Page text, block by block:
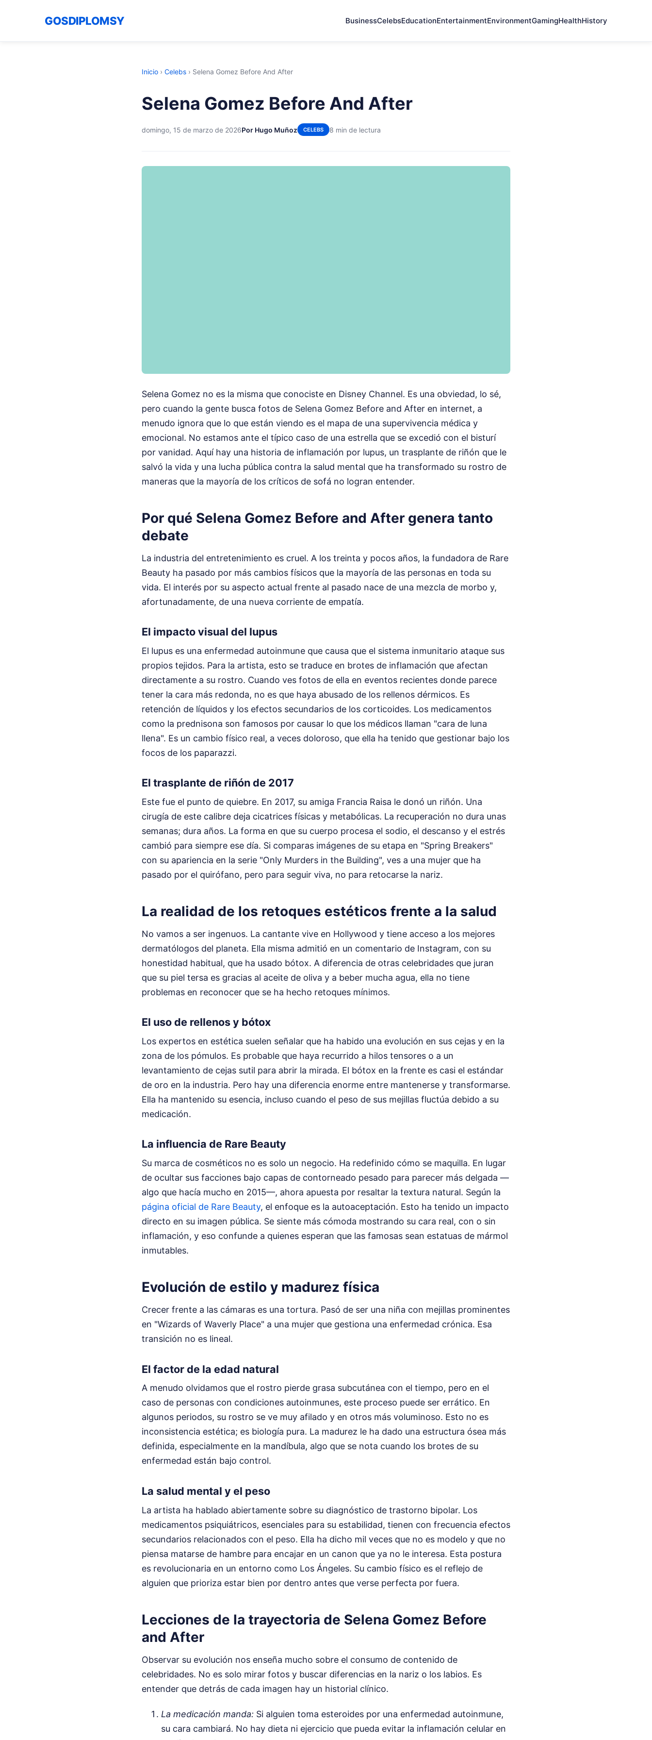
GOSDIPLOMSY BusinessCelebsEducationEntertainmentEnvironmentGamingHealthHistory
Inicio › Celebs › Selena Gomez Before And After
Selena Gomez Before And After
domingo, 15 de marzo de 2026Por Hugo Muñoz CELEBS 8 min de lectura
Selena Gomez no es la misma que conociste en Disney Channel. Es una obviedad, lo sé,
pero cuando la gente busca fotos de Selena Gomez Before and After en internet, a
menudo ignora que lo que están viendo es el mapa de una supervivencia médica y
emocional. No estamos ante el típico caso de una estrella que se excedió con el bisturí
por vanidad. Aquí hay una historia de inflamación por lupus, un trasplante de riñón que le
salvó la vida y una lucha pública contra la salud mental que ha transformado su rostro de
maneras que la mayoría de los críticos de sofá no logran entender.
Por qué Selena Gomez Before and After genera tanto
debate
La industria del entretenimiento es cruel. A los treinta y pocos años, la fundadora de Rare
Beauty ha pasado por más cambios físicos que la mayoría de las personas en toda su
vida. El interés por su aspecto actual frente al pasado nace de una mezcla de morbo y,
afortunadamente, de una nueva corriente de empatía.
El impacto visual del lupus
El lupus es una enfermedad autoinmune que causa que el sistema inmunitario ataque sus
propios tejidos. Para la artista, esto se traduce en brotes de inflamación que afectan
directamente a su rostro. Cuando ves fotos de ella en eventos recientes donde parece
tener la cara más redonda, no es que haya abusado de los rellenos dérmicos. Es
retención de líquidos y los efectos secundarios de los corticoides. Los medicamentos
como la prednisona son famosos por causar lo que los médicos llaman "cara de luna
llena". Es un cambio físico real, a veces doloroso, que ella ha tenido que gestionar bajo los
focos de los paparazzi.
El trasplante de riñón de 2017
Este fue el punto de quiebre. En 2017, su amiga Francia Raisa le donó un riñón. Una
cirugía de este calibre deja cicatrices físicas y metabólicas. La recuperación no dura unas
semanas; dura años. La forma en que su cuerpo procesa el sodio, el descanso y el estrés
cambió para siempre ese día. Si comparas imágenes de su etapa en "Spring Breakers"
con su apariencia en la serie "Only Murders in the Building", ves a una mujer que ha
pasado por el quirófano, pero para seguir viva, no para retocarse la nariz.
La realidad de los retoques estéticos frente a la salud
No vamos a ser ingenuos. La cantante vive en Hollywood y tiene acceso a los mejores
dermatólogos del planeta. Ella misma admitió en un comentario de Instagram, con su
honestidad habitual, que ha usado bótox. A diferencia de otras celebridades que juran
que su piel tersa es gracias al aceite de oliva y a beber mucha agua, ella no tiene
problemas en reconocer que se ha hecho retoques mínimos.
El uso de rellenos y bótox
Los expertos en estética suelen señalar que ha habido una evolución en sus cejas y en la
zona de los pómulos. Es probable que haya recurrido a hilos tensores o a un
levantamiento de cejas sutil para abrir la mirada. El bótox en la frente es casi el estándar
de oro en la industria. Pero hay una diferencia enorme entre mantenerse y transformarse.
Ella ha mantenido su esencia, incluso cuando el peso de sus mejillas fluctúa debido a su
medicación.
La influencia de Rare Beauty
Su marca de cosméticos no es solo un negocio. Ha redefinido cómo se maquilla. En lugar
de ocultar sus facciones bajo capas de contorneado pesado para parecer más delgada —
algo que hacía mucho en 2015—, ahora apuesta por resaltar la textura natural. Según la
página oficial de Rare Beauty, el enfoque es la autoaceptación. Esto ha tenido un impacto
directo en su imagen pública. Se siente más cómoda mostrando su cara real, con o sin
inflamación, y eso confunde a quienes esperan que las famosas sean estatuas de mármol
inmutables.
Evolución de estilo y madurez física
Crecer frente a las cámaras es una tortura. Pasó de ser una niña con mejillas prominentes
en "Wizards of Waverly Place" a una mujer que gestiona una enfermedad crónica. Esa
transición no es lineal.
El factor de la edad natural
A menudo olvidamos que el rostro pierde grasa subcutánea con el tiempo, pero en el
caso de personas con condiciones autoinmunes, este proceso puede ser errático. En
algunos periodos, su rostro se ve muy afilado y en otros más voluminoso. Esto no es
inconsistencia estética; es biología pura. La madurez le ha dado una estructura ósea más
definida, especialmente en la mandíbula, algo que se nota cuando los brotes de su
enfermedad están bajo control.
La salud mental y el peso
La artista ha hablado abiertamente sobre su diagnóstico de trastorno bipolar. Los
medicamentos psiquiátricos, esenciales para su estabilidad, tienen con frecuencia efectos
secundarios relacionados con el peso. Ella ha dicho mil veces que no es modelo y que no
piensa matarse de hambre para encajar en un canon que ya no le interesa. Esta postura
es revolucionaria en un entorno como Los Ángeles. Su cambio físico es el reflejo de
alguien que prioriza estar bien por dentro antes que verse perfecta por fuera.
Lecciones de la trayectoria de Selena Gomez Before
and After
Observar su evolución nos enseña mucho sobre el consumo de contenido de
celebridades. No es solo mirar fotos y buscar diferencias en la nariz o los labios. Es
entender que detrás de cada imagen hay un historial clínico.
La medicación manda: Si alguien toma esteroides por una enfermedad autoinmune,
su cara cambiará. No hay dieta ni ejercicio que pueda evitar la inflamación celular en